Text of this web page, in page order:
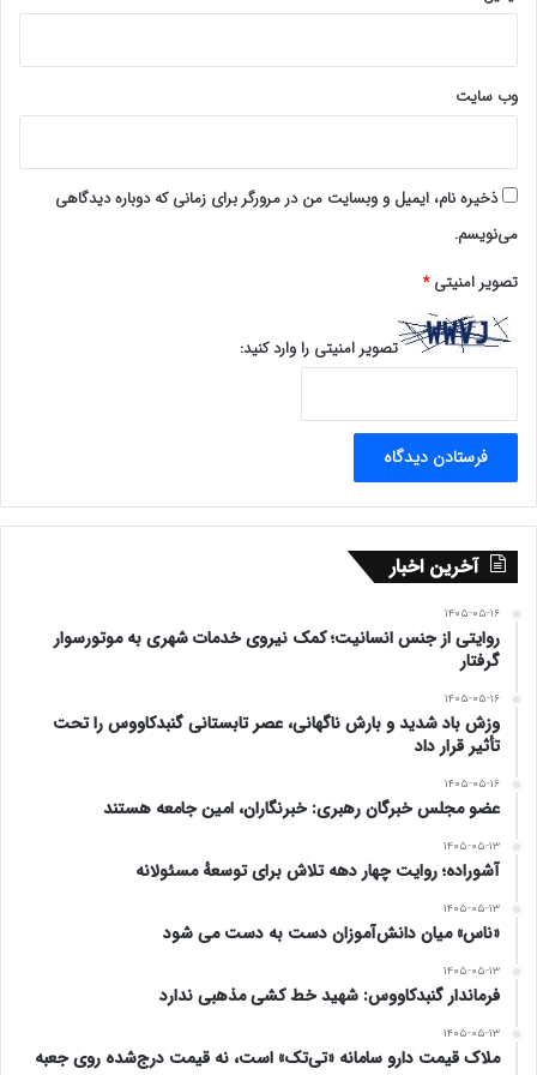
مطالب بهره‌مند شوند.
وب‌ سایت
ذخیره نام، ایمیل و وبسایت من در مرورگر برای زمانی که دوباره دیدگاهی
می‌نویسم.
تصویر امنیتی*
تصویر امنیتی را وارد کنید:
آخرین اخبار
۱۴۰۵-۰۵-۱۶
روایتی از جنس انسانیت؛ کمک نیروی خدمات شهری به موتورسوار
گرفتار
۱۴۰۵-۰۵-۱۶
وزش باد شدید و بارش ناگهانی، عصر تابستانی گنبدکاووس را تحت
تأثیر قرار داد
۱۴۰۵-۰۵-۱۶
عضو مجلس خبرگان رهبری: خبرنگاران، امین جامعه هستند
۱۴۰۵-۰۵-۱۳
آشوراده؛ روایت چهار دهه تلاش برای توسعهٔ مسئولانه
۱۴۰۵-۰۵-۱۳
«ناس» میان دانش‌آموزان دست به دست می شود
۱۴۰۵-۰۵-۱۳
فرماندار گنبدکاووس: شهید خط کشی مذهبی ندارد
۱۴۰۵-۰۵-۱۳
ملاک قیمت دارو سامانه «تی‌تک» است، نه قیمت درج‌شده روی جعبه